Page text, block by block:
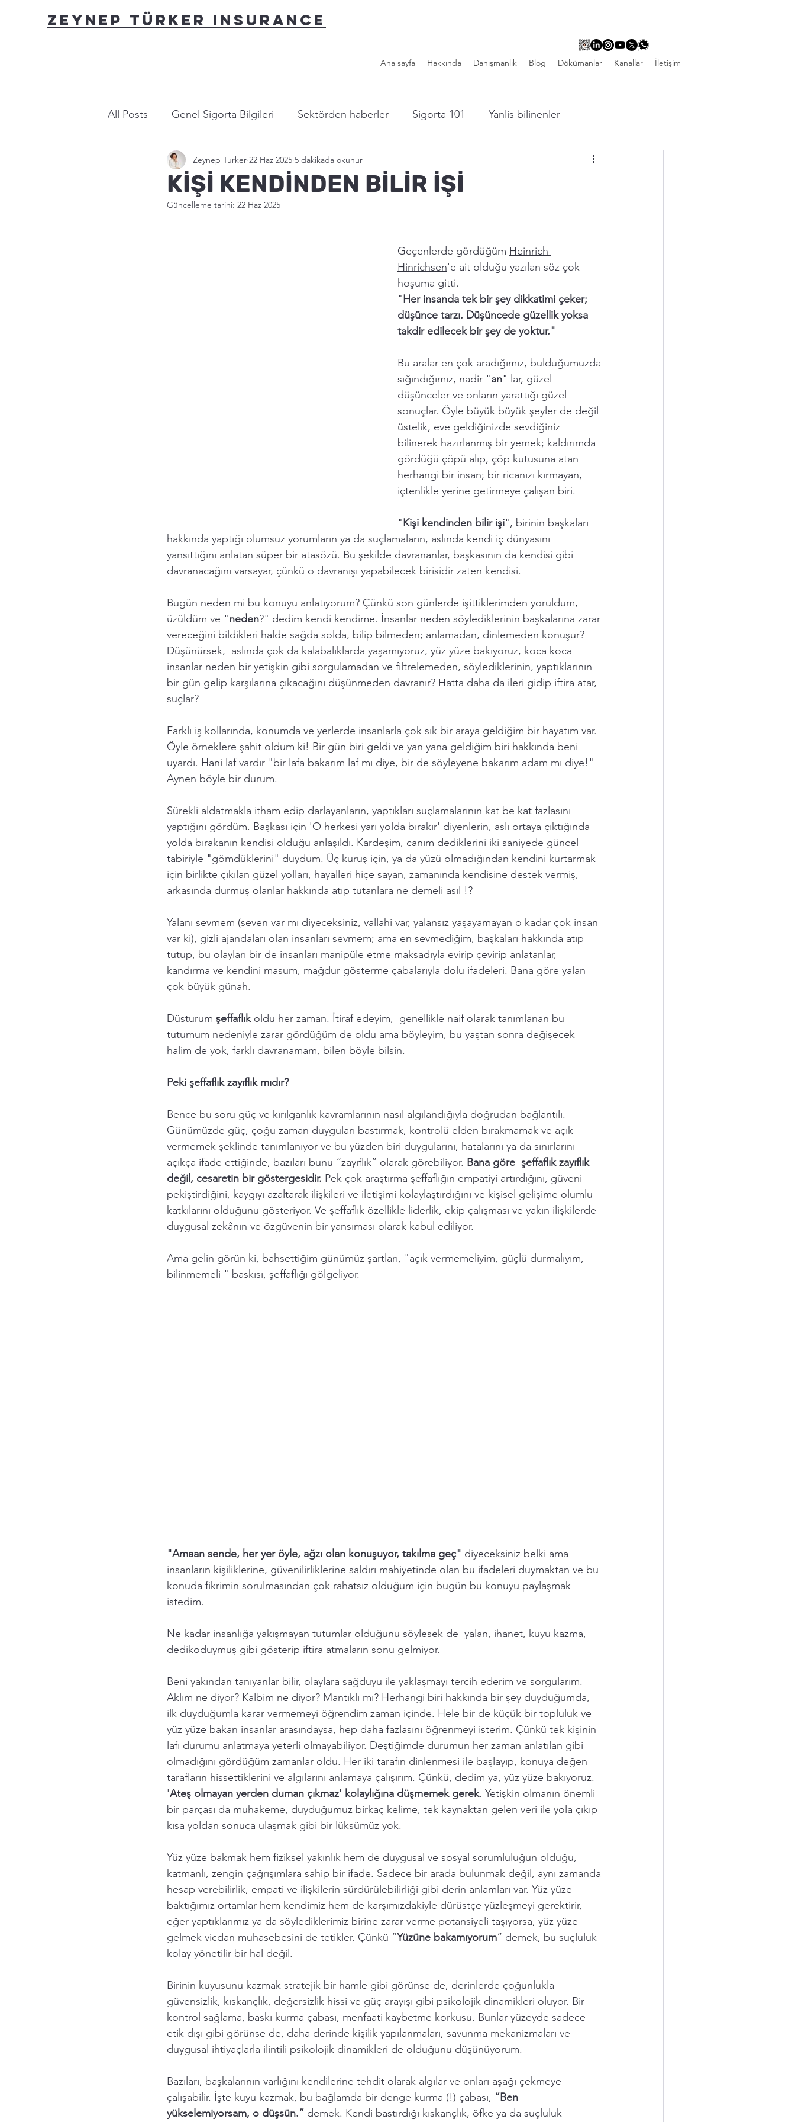
ZEYNEP TÜRKER INSURANCE
Ana sayfa Hakkında Danışmanlık Blog Dökümanlar Kanallar İletişim
All Posts Genel Sigorta Bilgileri Sektörden haberler Sigorta 101 Yanlis bilinenler
Yasa ve Mevzuat Bu nasıl sigorta? Yazardan...
KİŞİ KENDİNDEN BİLİR İŞİ
Zeynep Turker 22 Haz 2025 5 dakikada okunur
Güncelleme tarihi: 22 Haz 2025
Geçenlerde gördüğüm Heinrich
Hinrichsen'e ait olduğu yazılan söz çok
hoşuma gitti.
"Her insanda tek bir şey dikkatimi çeker;
düşünce tarzı. Düşüncede güzellik yoksa
takdir edilecek bir şey de yoktur."
Bu aralar en çok aradığımız, bulduğumuzda
sığındığımız, nadir "an" lar, güzel
düşünceler ve onların yarattığı güzel
sonuçlar. Öyle büyük büyük şeyler de değil
üstelik, eve geldiğinizde sevdiğiniz
bilinerek hazırlanmış bir yemek; kaldırımda
gördüğü çöpü alıp, çöp kutusuna atan
herhangi bir insan; bir ricanızı kırmayan,
içtenlikle yerine getirmeye çalışan biri.
"Kişi kendinden bilir işi", birinin başkaları
hakkında yaptığı olumsuz yorumların ya da suçlamaların, aslında kendi iç dünyasını
yansıttığını anlatan süper bir atasözü. Bu şekilde davrananlar, başkasının da kendisi gibi
davranacağını varsayar, çünkü o davranışı yapabilecek birisidir zaten kendisi.
Bugün neden mi bu konuyu anlatıyorum? Çünkü son günlerde işittiklerimden yoruldum,
üzüldüm ve "neden?" dedim kendi kendime. İnsanlar neden söylediklerinin başkalarına zarar
vereceğini bildikleri halde sağda solda, bilip bilmeden; anlamadan, dinlemeden konuşur?
Düşünürsek,  aslında çok da kalabalıklarda yaşamıyoruz, yüz yüze bakıyoruz, koca koca
insanlar neden bir yetişkin gibi sorgulamadan ve filtrelemeden, söylediklerinin, yaptıklarının
bir gün gelip karşılarına çıkacağını düşünmeden davranır? Hatta daha da ileri gidip iftira atar,
suçlar?
Farklı iş kollarında, konumda ve yerlerde insanlarla çok sık bir araya geldiğim bir hayatım var.
Öyle örneklere şahit oldum ki! Bir gün biri geldi ve yan yana geldiğim biri hakkında beni
uyardı. Hani laf vardır "bir lafa bakarım laf mı diye, bir de söyleyene bakarım adam mı diye!"
Aynen böyle bir durum.
Sürekli aldatmakla itham edip darlayanların, yaptıkları suçlamalarının kat be kat fazlasını
yaptığını gördüm. Başkası için 'O herkesi yarı yolda bırakır' diyenlerin, aslı ortaya çıktığında
yolda bırakanın kendisi olduğu anlaşıldı. Kardeşim, canım dediklerini iki saniyede güncel
tabiriyle "gömdüklerini" duydum. Üç kuruş için, ya da yüzü olmadığından kendini kurtarmak
için birlikte çıkılan güzel yolları, hayalleri hiçe sayan, zamanında kendisine destek vermiş,
arkasında durmuş olanlar hakkında atıp tutanlara ne demeli asıl !?
Yalanı sevmem (seven var mı diyeceksiniz, vallahi var, yalansız yaşayamayan o kadar çok insan
var ki), gizli ajandaları olan insanları sevmem; ama en sevmediğim, başkaları hakkında atıp
tutup, bu olayları bir de insanları manipüle etme maksadıyla evirip çevirip anlatanlar,
kandırma ve kendini masum, mağdur gösterme çabalarıyla dolu ifadeleri. Bana göre yalan
çok büyük günah.
Düsturum şeffaflık oldu her zaman. İtiraf edeyim,  genellikle naif olarak tanımlanan bu
tutumum nedeniyle zarar gördüğüm de oldu ama böyleyim, bu yaştan sonra değişecek
halim de yok, farklı davranamam, bilen böyle bilsin.
Peki şeffaflık zayıflık mıdır?
Bence bu soru güç ve kırılganlık kavramlarının nasıl algılandığıyla doğrudan bağlantılı.
Günümüzde güç, çoğu zaman duyguları bastırmak, kontrolü elden bırakmamak ve açık
vermemek şeklinde tanımlanıyor ve bu yüzden biri duygularını, hatalarını ya da sınırlarını
açıkça ifade ettiğinde, bazıları bunu “zayıflık” olarak görebiliyor. Bana göre  şeffaflık zayıflık
değil, cesaretin bir göstergesidir. Pek çok araştırma şeffaflığın empatiyi artırdığını, güveni
pekiştirdiğini, kaygıyı azaltarak ilişkileri ve iletişimi kolaylaştırdığını ve kişisel gelişime olumlu
katkılarını olduğunu gösteriyor. Ve şeffaflık özellikle liderlik, ekip çalışması ve yakın ilişkilerde
duygusal zekânın ve özgüvenin bir yansıması olarak kabul ediliyor.
Ama gelin görün ki, bahsettiğim günümüz şartları, "açık vermemeliyim, güçlü durmalıyım,
bilinmemeli " baskısı, şeffaflığı gölgeliyor.
"Amaan sende, her yer öyle, ağzı olan konuşuyor, takılma geç" diyeceksiniz belki ama
insanların kişiliklerine, güvenilirliklerine saldırı mahiyetinde olan bu ifadeleri duymaktan ve bu
konuda fikrimin sorulmasından çok rahatsız olduğum için bugün bu konuyu paylaşmak
istedim.
Ne kadar insanlığa yakışmayan tutumlar olduğunu söylesek de  yalan, ihanet, kuyu kazma,
dedikoduymuş gibi gösterip iftira atmaların sonu gelmiyor.
Beni yakından tanıyanlar bilir, olaylara sağduyu ile yaklaşmayı tercih ederim ve sorgularım.
Aklım ne diyor? Kalbim ne diyor? Mantıklı mı? Herhangi biri hakkında bir şey duyduğumda,
ilk duyduğumla karar vermemeyi öğrendim zaman içinde. Hele bir de küçük bir topluluk ve
yüz yüze bakan insanlar arasındaysa, hep daha fazlasını öğrenmeyi isterim. Çünkü tek kişinin
lafı durumu anlatmaya yeterli olmayabiliyor. Deştiğimde durumun her zaman anlatılan gibi
olmadığını gördüğüm zamanlar oldu. Her iki tarafın dinlenmesi ile başlayıp, konuya değen
tarafların hissettiklerini ve algılarını anlamaya çalışırım. Çünkü, dedim ya, yüz yüze bakıyoruz.
'Ateş olmayan yerden duman çıkmaz' kolaylığına düşmemek gerek. Yetişkin olmanın önemli
bir parçası da muhakeme, duyduğumuz birkaç kelime, tek kaynaktan gelen veri ile yola çıkıp
kısa yoldan sonuca ulaşmak gibi bir lüksümüz yok.
Yüz yüze bakmak hem fiziksel yakınlık hem de duygusal ve sosyal sorumluluğun olduğu,
katmanlı, zengin çağrışımlara sahip bir ifade. Sadece bir arada bulunmak değil, aynı zamanda
hesap verebilirlik, empati ve ilişkilerin sürdürülebilirliği gibi derin anlamları var. Yüz yüze
baktığımız ortamlar hem kendimiz hem de karşımızdakiyle dürüstçe yüzleşmeyi gerektirir,
eğer yaptıklarımız ya da söylediklerimiz birine zarar verme potansiyeli taşıyorsa, yüz yüze
gelmek vicdan muhasebesini de tetikler. Çünkü “Yüzüne bakamıyorum” demek, bu suçluluk
kolay yönetilir bir hal değil.
Birinin kuyusunu kazmak stratejik bir hamle gibi görünse de, derinlerde çoğunlukla
güvensizlik, kıskançlık, değersizlik hissi ve güç arayışı gibi psikolojik dinamikleri oluyor. Bir
kontrol sağlama, baskı kurma çabası, menfaati kaybetme korkusu. Bunlar yüzeyde sadece
etik dışı gibi görünse de, daha derinde kişilik yapılanmaları, savunma mekanizmaları ve
duygusal ihtiyaçlarla ilintili psikolojik dinamikleri de olduğunu düşünüyorum.
Bazıları, başkalarının varlığını kendilerine tehdit olarak algılar ve onları aşağı çekmeye
çalışabilir. İşte kuyu kazmak, bu bağlamda bir denge kurma (!) çabası, “Ben
yükselemiyorsam, o düşsün.” demek. Kendi bastırdığı kıskançlık, öfke ya da suçluluk